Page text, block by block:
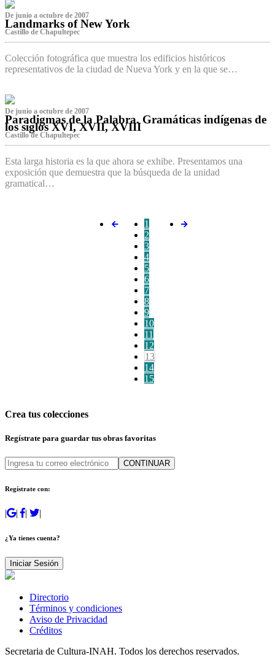
De junio a octubre de 2007
Landmarks of New York
Castillo de Chapultepec
Colección fotográfica que muestra los edificios históricos
representativos de la ciudad de Nueva York y en la que se…
De junio a octubre de 2007
Paradigmas de la Palabra. Gramáticas indígenas de
los siglos XVI, XVII, XVIII
Castillo de Chapultepec
Esta larga historia es la que ahora se exhibe. Presentamos una
exposición que demuestra que la búsqueda de la unidad
gramatical…
1
2
3
4
5
6
7
8
9
10
11
12
13
14
15
Crea tus colecciones
Regístrate para guardar tus obras favoritas
CONTINUAR
Regístrate con:
| | | |
¿Ya tienes cuenta?
Iniciar Sesión
Directorio
Términos y condiciones
Aviso de Privacidad
Créditos
Secretaria de Cultura-INAH. Todos los derechos reservados.